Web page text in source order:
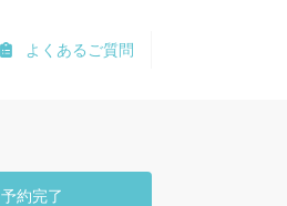
よくあるご質問
予約完了